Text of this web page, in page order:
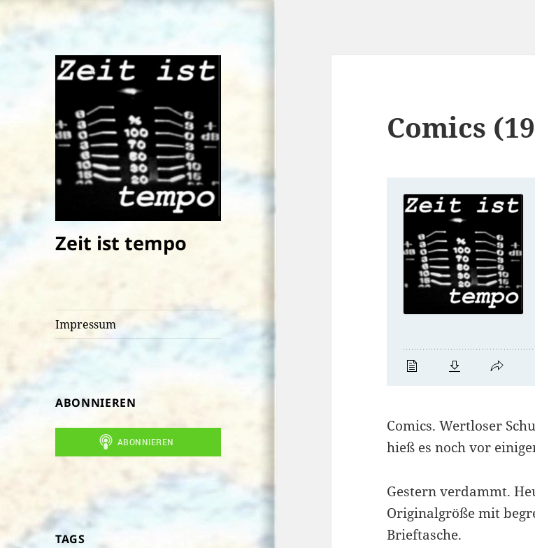
Zeit ist tempo
Impressum
ABONNIEREN
TAGS
Comics
Comics. Wertloser
hieß es noch vor
Gestern verdammt.
Originalgröße mit
Brieftasche.